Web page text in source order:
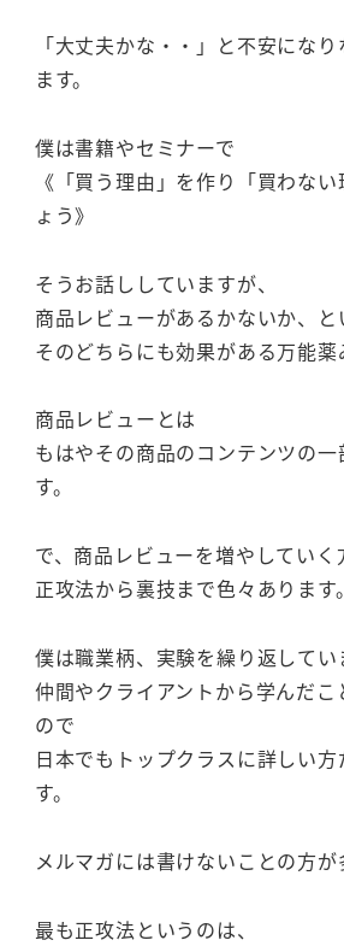
「大丈夫かな・・」と不安にな
ます。
僕は書籍やセミナーで
《「買う理由」を作り「買わな
ょう》
そうお話ししていますが、
商品レビューがあるかないか、と
そのどちらにも効果がある万能薬
商品レビューとは
もはやその商品のコンテンツの
す。
で、商品レビューを増やしてい
正攻法から裏技まで色々あります。
僕は職業柄、実験を繰り返してい
仲間やクライアントから学んだこ
ので
日本でもトップクラスに詳しい
す。
メルマガには書けないことの方が
最も正攻法というのは、